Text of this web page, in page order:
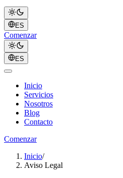
ES
Comenzar
ES
Inicio
Servicios
Nosotros
Blog
Contacto
Comenzar
Inicio/
Aviso Legal